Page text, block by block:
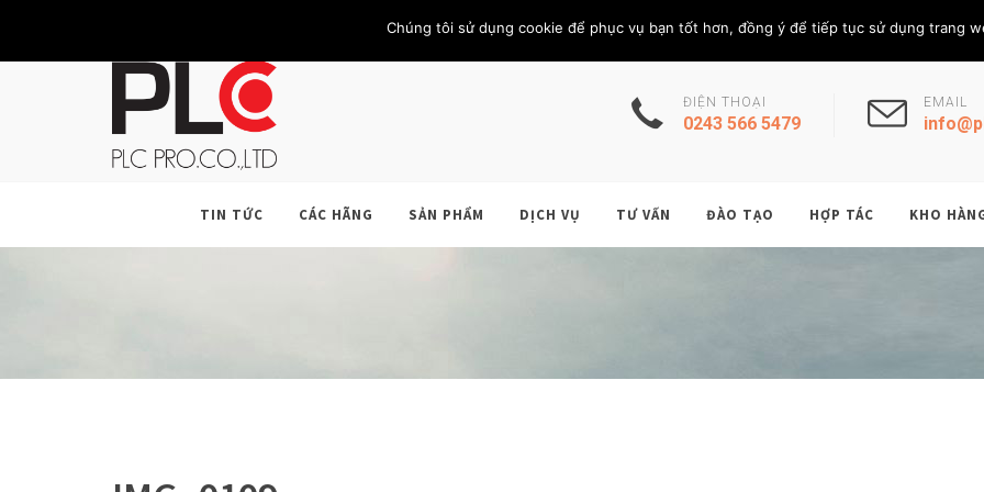
KHÁCH HÀNG LIÊN HỆ THÀNH VIÊN Thứ Sáu, 7/8/
ĐIỆN THOẠI
0243 566 5479
EMAIL
TIN TỨC CÁC HÃNG SẢN PHẨM DỊCH VỤ TƯ VẤN ĐÀO TẠO HỢP TÁC KHO
Chúng tôi sử dụng cookie để phục vụ bạn tốt hơn, đồng ý để tiếp tục sử dụng trang